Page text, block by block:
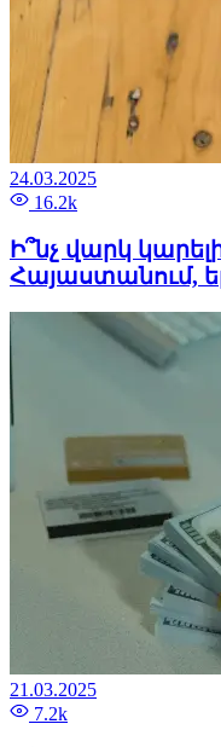
24.03.2025
16.2k
Ի՞նչ վարկ
Հայաստանում,
21.03.2025
7.2k